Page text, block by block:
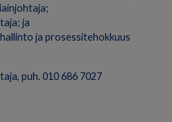
ja
ja prosessitehokkuus
puh. 010 686 7027